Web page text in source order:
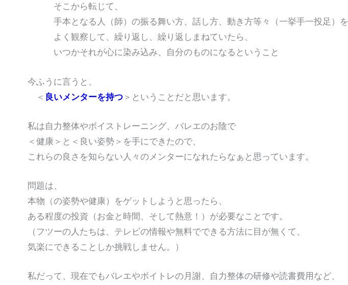
そこから転じて、
手本となる人（師）の振る舞い方、話し方、動き方等々（一挙手一投足）を
よく観察して、繰り返し、繰り返しまねていたら、
いつかそれが心に染み込み、自分のものになるということ
今ふうに言うと、
＜ 良いメンターを持つ ＞ということだと思います。
私は自力整体やボイストレーニング、バレエのお陰で
＜健康＞と＜良い姿勢＞を手にできたので、
これらの良さを知らない人々のメンターになれたらなぁと思っています。
問題は、
本物（の姿勢や健康）をゲットしようと思ったら、
ある程度の投資（お金と時間、そして熱意！）が必要なことです。
（フツーの人たちは、テレビの情報や無料でできる方法に目が無くて、
気楽にできることしか挑戦しません。）
私だって、現在でもバレエやボイトレの月謝、自力整体の研修や読書費用など、